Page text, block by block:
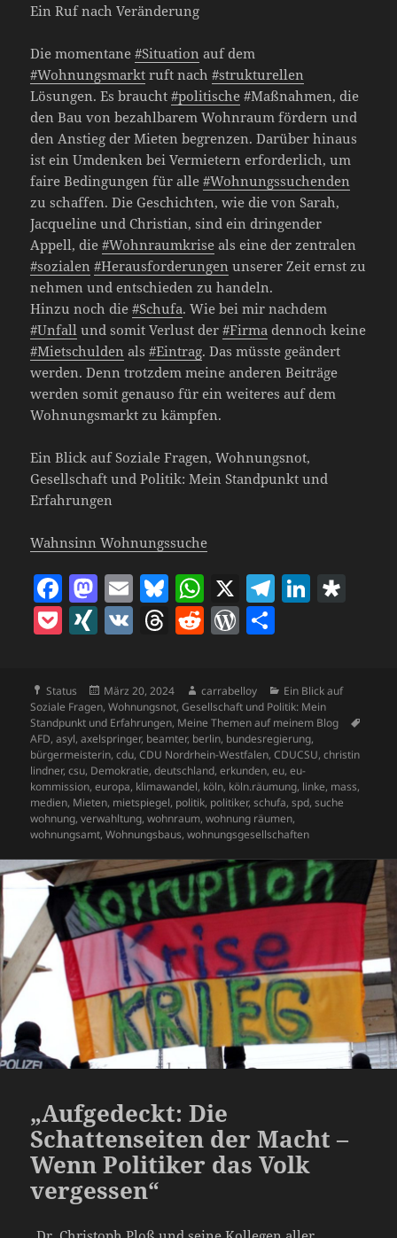
Ein Ruf nach Veränderung
Die momentane#Situation auf dem
#Wohnungsmarkt ruft nach#strukturellen
Lösungen. Es braucht#politische #Maßnahmen, die
den Bau von bezahlbarem Wohnraum fördern und
den Anstieg der Mieten begrenzen. Darüber hinaus
ist ein Umdenken bei Vermietern erforderlich, um
faire Bedingungen für alle#Wohnungssuchenden
zu schaffen. Die Geschichten, wie die von Sarah,
Jacqueline und Christian, sind ein dringender
Appell, die#Wohnraumkrise als eine der zentralen
#sozialen #Herausforderungen unserer Zeit ernst zu
nehmen und entschieden zu handeln.
Hinzu noch die#Schufa. Wie bei mir nachdem
#Unfall und somit Verlust der#Firma dennoch keine
#Mietschulden als#Eintrag. Das müsste geändert
werden. Denn trotzdem meine anderen Beiträge
werden somit genauso für ein weiteres auf dem
Wohnungsmarkt zu kämpfen.
Ein Blick auf Soziale Fragen, Wohnungsnot,
Gesellschaft und Politik: Mein Standpunkt und
Erfahrungen
Wahnsinn Wohnungssuche
F
a
c
b
o
o
k
M
as
to
o
n
E
m
Bl
u
es
y
W
h
at
A
p
p
X T
a
m
Li
dI
n ra
P
k
et
X
N
G
V T
re
a
d
s
R
di
t
W
r
d
P
re
ss
le
n
Format
Status
Veröffentlicht
am
März 20, 2024 Autor
carrabelloy Kategorien
Ein Blick auf
Soziale Fragen, Wohnungsnot, Gesellschaft und Politik: Mein
Standpunkt und Erfahrungen, Meine Themen auf meinem Blog
AFD,asyl,axelspringer, beamter, berlin, bundesregierung,
bürgermeisterin,cdu,CDU Nordrhein-Westfalen,CDUCSU,christin
lindner,csu, Demokratie,deutschland,erkunden,eu,eu-
kommission,europa, klimawandel, köln, köln.räumung, linke, mass,
medien, Mieten, mietspiegel, politik, politiker,schufa,spd,suche
wohnung,verwahltung,wohnraum,wohnung räumen,
wohnungsamt,Wohnungsbaus,wohnungsgesellschaften
„Aufgedeckt: Die
Schattenseiten der Macht –
Wenn Politiker das Volk
vergessen“